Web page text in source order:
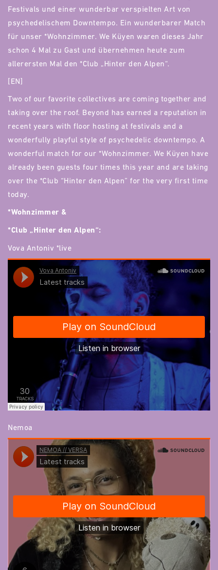
Festivals und einer wunderbar verspielten Art von
psychedelischem Downtempo. Ein wunderbarer Match
für unser *Wohnzimmer. We Küyen waren dieses Jahr
schon 4 Mal zu Gast und übernehmen heute zum
allerersten Mal den *Club „Hinter den Alpen“.
[EN]
Two of our favorite collectives are coming together and
taking over the roof. Beyond has earned a reputation in
recent years with floor hosting at festivals and a
wonderfully playful style of psychedelic downtempo. A
wonderful match for our *Wohnzimmer. We Küyen have
already been guests four times this year and are taking
over the *Club “Hinter den Alpen” for the very first time
today.
*Wohnzimmer &
*Club „Hinter den Alpen“:
Vova Antoniv *live
Nemoa